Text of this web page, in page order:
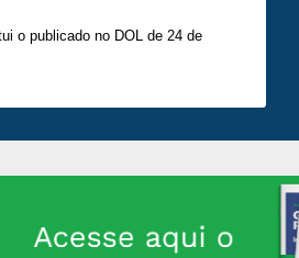
o publicado no DOL de 24 de